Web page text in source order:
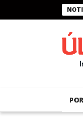
Presidente